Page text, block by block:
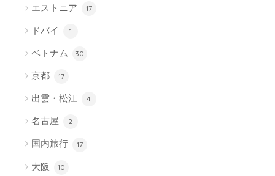
エストニア 17
ドバイ 1
ベトナム 30
京都 17
出雲・松江 4
名古屋 2
国内旅行 17
大阪 10